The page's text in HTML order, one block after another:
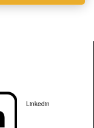
Linkedin